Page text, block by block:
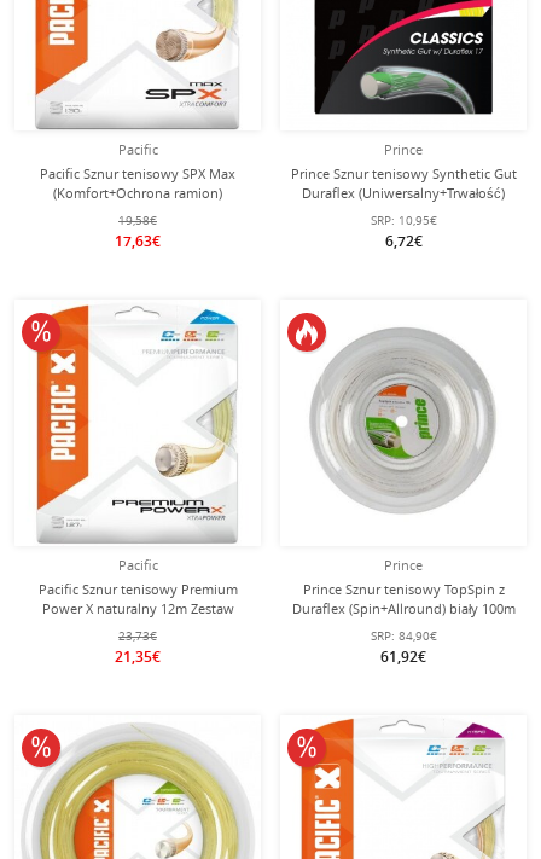
Pacific
Pacific Sznur tenisowy SPX Max
(Komfort+Ochrona ramion)
naturalny 12m Zestaw
19,58€
17,63€
Prince
Prince Sznur tenisowy Synthetic Gut
Duraflex (Uniwersalny+Trwałość)
żółty 12m Zestaw
SRP: 10,95€
6,72€
Pacific
Pacific Sznur tenisowy Premium
Power X naturalny 12m Zestaw
23,73€
21,35€
10% obniżone
Prince
Prince Sznur tenisowy TopSpin z
Duraflex (Spin+Allround) biały 100m
rolka
SRP: 84,90€
61,92€
10% obniżone 10% obniżone